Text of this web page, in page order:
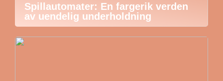
Spillautomater: En fargerik verden
av uendelig underholdning